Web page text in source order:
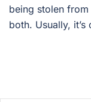
being stolen
both. Usually,